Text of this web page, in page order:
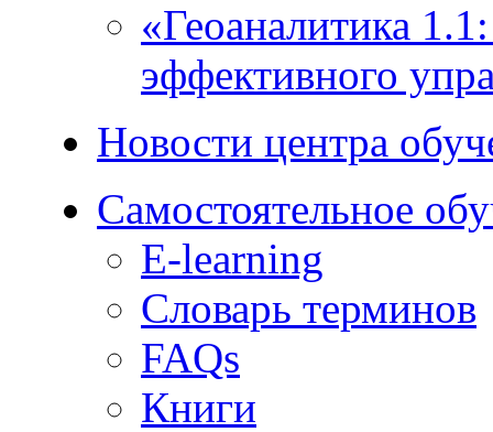
«Геоаналитика
эффективного
Новости центра
Самостоятельное
E-learning
Словарь терминов
FAQs
Книги